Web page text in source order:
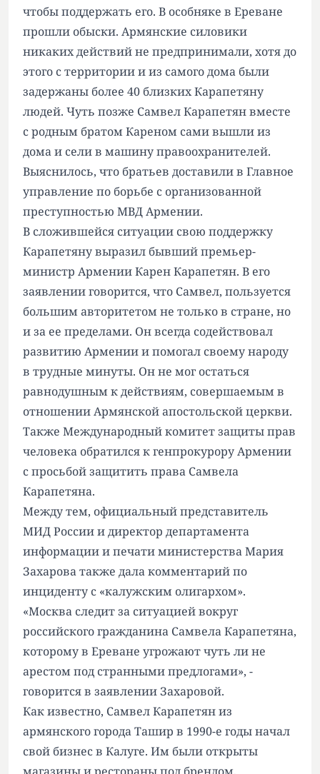
чтобы поддержать его. В особняке в Ереване
прошли обыски. Армянские силовики
никаких действий не предпринимали, хотя до
этого с территории и из самого дома были
задержаны более 40 близких Карапетяну
людей. Чуть позже Самвел Карапетян вместе
с родным братом Кареном сами вышли из
дома и сели в машину правоохранителей.
Выяснилось, что братьев доставили в Главное
управление по борьбе с организованной
преступностью МВД Армении.
В сложившейся ситуации свою поддержку
Карапетяну выразил бывший премьер-
министр Армении Карен Карапетян. В его
заявлении говорится, что Самвел, пользуется
большим авторитетом не только в стране, но
и за ее пределами. Он всегда содействовал
развитию Армении и помогал своему народу
в трудные минуты. Он не мог остаться
равнодушным к действиям, совершаемым в
отношении Армянской апостольской церкви.
Также Международный комитет защиты прав
человека обратился к генпрокурору Армении
с просьбой защитить права Самвела
Карапетяна.
Между тем, официальный представитель
МИД России и директор департамента
информации и печати министерства Мария
Захарова также дала комментарий по
инциденту с «калужским олигархом».
«Москва следит за ситуацией вокруг
российского гражданина Самвела Карапетяна,
которому в Ереване угрожают чуть ли не
арестом под странными предлогами», -
говорится в заявлении Захаровой.
Как известно, Самвел Карапетян из
армянского города Ташир в 1990-е годы начал
свой бизнес в Калуге. Им были открыты